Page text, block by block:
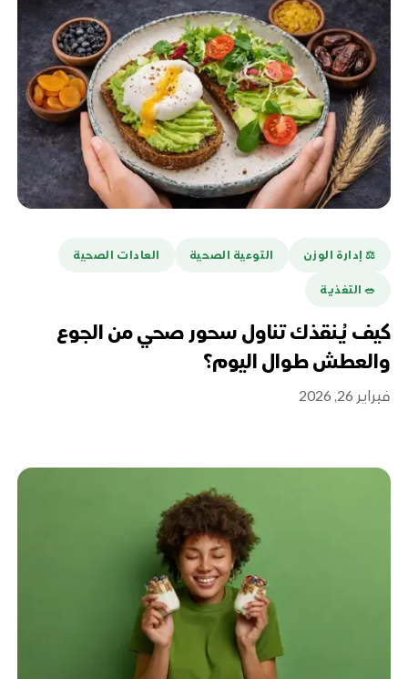
⚖️ إدارة الوزن التوعية الصحية العادات الصحية
🥗 التغذية
كيف يُنقذك تناول سحور صحي من الجوع
والعطش طوال اليوم؟
فبراير 26, 2026